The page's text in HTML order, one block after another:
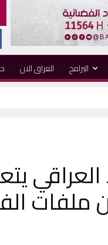
العراق الان البرامج
ملفات